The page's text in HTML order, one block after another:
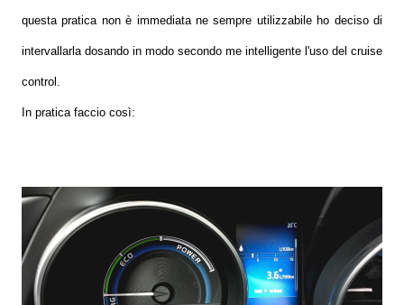
questa pratica non è immediata ne sempre utilizzabile ho deciso di
intervallarla dosando in modo secondo me intelligente l'uso del cruise
control.
In pratica faccio così: